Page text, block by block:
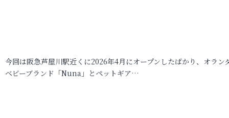
今回は阪急芦屋川駅近くに2026年4月にオープンしたばかり、オラン
ベビーブランド「Nuna」とペットギア…